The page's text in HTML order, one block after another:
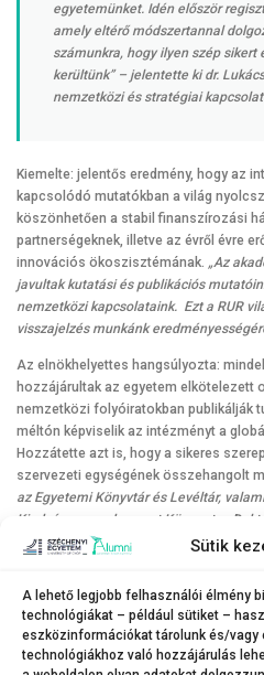
Sütik
A lehető legjobb felhasználói élmény
technológiákat – például sütiket –
eszközinformációkat tárolunk és/vagy
technológiákhoz való hozzájárulás
egyetemünket. Idén először
amely eltérő módszertannal
számunkra, hogy ilyen szép sikert
kerültünk” – jelentette ki dr.
nemzetközi és stratégiai
Kiemelte: jelentős eredmény, hogy az
kapcsolódó mutatókban a világ
köszönhetően a stabil finanszírozási
partnerségeknek, illetve az évről évre
innovációs ökoszisztémának. „Az
javultak kutatási és publikációs
nemzetközi kapcsolataink. Ezt a RUR
visszajelzés munkánk
Az elnökhelyettes hangsúlyozta:
hozzájárultak az egyetem elkötelezett
nemzetközi folyóiratokban publikálják
méltón képviselik az intézményt a
Hozzátette azt is, hogy a sikeres
szervezeti egységének összehangolt
az Egyetemi Könyvtár és Levéltár,
Kiadványmenedzsment Központ, a
továbbá a Nyelvi és Kulturális Központ
teljesítményének fejlesztésében nagy
háttértámogatás, amelyet oktatóink és
így például a jelentős összeggel járó
anyagi hozzájárulást biztosító